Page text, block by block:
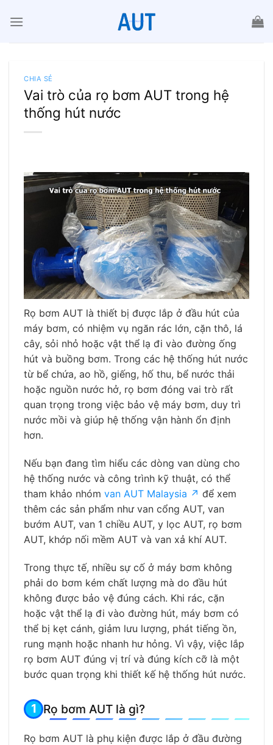
đến
CHIA SẺ
Vai trò của rọ bơm AUT trong hệ
thống hút nước
Rọ bơm AUT là thiết bị được lắp ở đầu hút của
máy bơm, có nhiệm vụ ngăn rác lớn, cặn thô, lá
cây, sỏi nhỏ hoặc vật thể lạ đi vào đường ống
hút và buồng bơm. Trong các hệ thống hút nước
từ bể chứa, ao hồ, giếng, hố thu, bể nước thải
hoặc nguồn nước hở, rọ bơm đóng vai trò rất
quan trọng trong việc bảo vệ máy bơm, duy trì
nước mồi và giúp hệ thống vận hành ổn định
hơn.
Nếu bạn đang tìm hiểu các dòng van dùng cho
hệ thống nước và công trình kỹ thuật, có thể
tham khảo nhóm van AUT Malaysia ↗ để xem
thêm các sản phẩm như van cổng AUT, van
bướm AUT, van 1 chiều AUT, y lọc AUT, rọ bơm
AUT, khớp nối mềm AUT và van xả khí AUT.
Trong thực tế, nhiều sự cố ở máy bơm không
phải do bơm kém chất lượng mà do đầu hút
không được bảo vệ đúng cách. Khi rác, cặn
hoặc vật thể lạ đi vào đường hút, máy bơm có
thể bị kẹt cánh, giảm lưu lượng, phát tiếng ồn,
rung mạnh hoặc nhanh hư hỏng. Vì vậy, việc lắp
rọ bơm AUT đúng vị trí và đúng kích cỡ là một
bước quan trọng khi thiết kế hệ thống hút nước.
Rọ bơm AUT là gì?
Rọ bơm AUT là phụ kiện được lắp ở đầu đường